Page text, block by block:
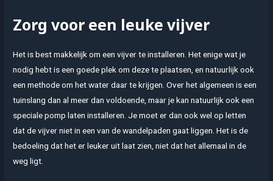
Zorg voor een leuke vijver
Het is best makkelijk om een vijver te installeren. Het enige wat je
nodig hebt is een goede plek om deze te plaatsen, en natuurlijk ook
een methode om het water daar te krijgen. Over het algemeen is een
tuinslang dan al meer dan voldoende, maar je kan natuurlijk ook een
speciale pomp laten installeren. Je moet er dan ook wel op letten
dat de vijver niet in een van de wandelpaden gaat liggen. Het is de
bedoeling dat het er leuker uit laat zien, niet dat het allemaal in de
weg ligt.